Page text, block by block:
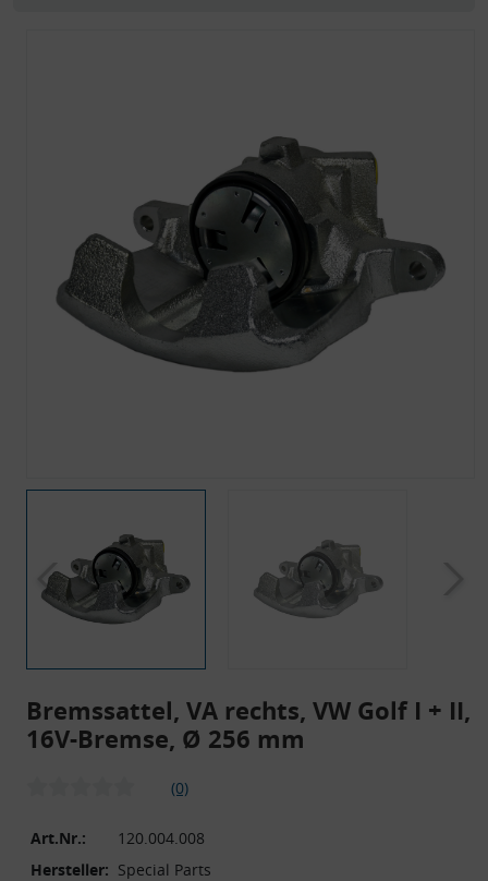
Bremssattel, VA rechts, VW Golf I + II,
16V-Bremse, Ø 256 mm
(0)
Art.Nr.:
120.004.008
Hersteller: Special Parts